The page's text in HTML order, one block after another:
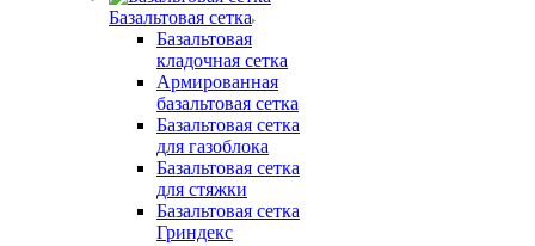
Базальтовая сетка
Базальтовая
кладочная сетка
Армированная
базальтовая сетка
Базальтовая сетка
для газоблока
Базальтовая сетка
для стяжки
Базальтовая сетка
Гриндекс